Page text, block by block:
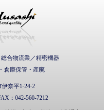
合物流業／精密機器
倉庫保管・産廃
奈平1-24-2
： 042-560-7212